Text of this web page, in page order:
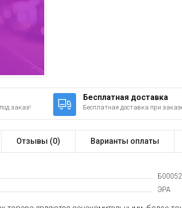
заказ!
Бесплатная доставка
Бесплатная доставка при
Отзывы (0) Варианты оплаты
ЭРА